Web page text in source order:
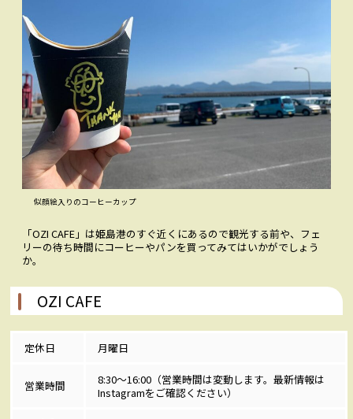
似顔絵入りのコーヒーカップ
「OZI CAFE」は姫島港のすぐ近くにあるので観光する前や、フェ
リーの待ち時間にコーヒーやパンを買ってみてはいかがでしょう
か。
OZI CAFE
定休日 月曜日
営業時間
8:30～16:00（営業時間は変動します。最新情報は
Instagramをご確認ください）